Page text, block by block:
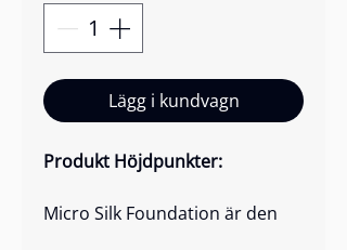
Lägg i kundvagn
Produkt Höjdpunkter:
Micro Silk Foundation är den